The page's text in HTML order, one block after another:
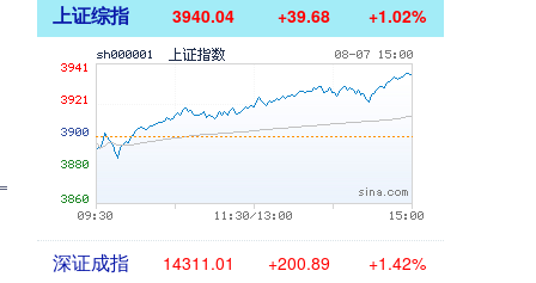
上证综指 3940.04 +39.68 +1.02%
深证成指 14311.01 +200.89 +1.42%